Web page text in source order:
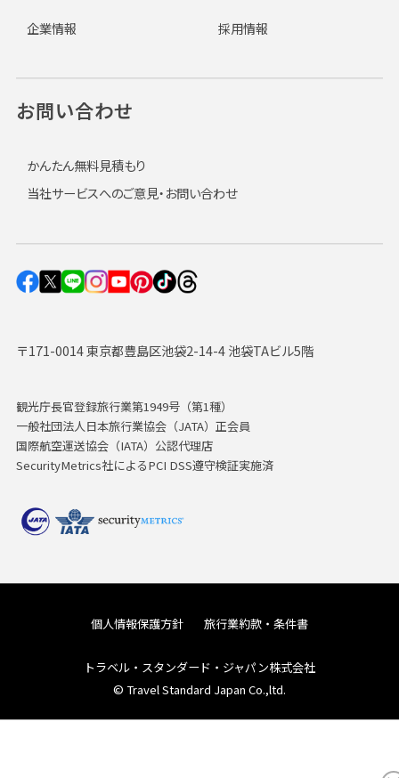
〒171-0014 東京都豊島区池袋2-14-4 池袋TAビル5階
観光庁長官登録旅行業第1949号（第1種）
一般社団法人日本旅行業協会（JATA）正会員
国際航空運送協会（IATA）公認代理店
SecurityMetrics社によるPCI DSS遵守検証実施済
企業情報 採用情報
お問い合わせ
かんたん無料見積もり
当社サービスへのご意見・お問い合わせ
個人情報保護方針 旅行業約款・条件書
トラベル・スタンダード・ジャパン株式会社
© Travel Standard Japan Co.,ltd.